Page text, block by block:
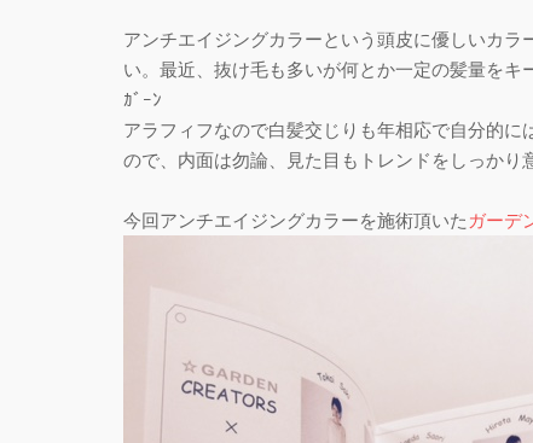
アンチエイジングカラーという頭皮に優しいカ
い。最近、抜け毛も多いが何とか一定の髪量を
ｶﾞｰﾝ
アラフィフなので白髪交じりも年相応で自分的
ので、内面は勿論、見た目もトレンドをしっかり
今回アンチエイジングカラーを施術頂いた ガーデ